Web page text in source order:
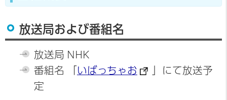
放送局および番組名
放送局 NHK
番組名 「
いばっちゃお
」にて放送予
定